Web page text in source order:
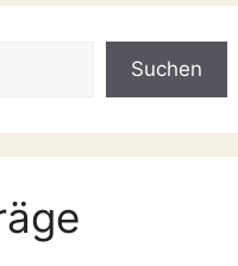
Suchen